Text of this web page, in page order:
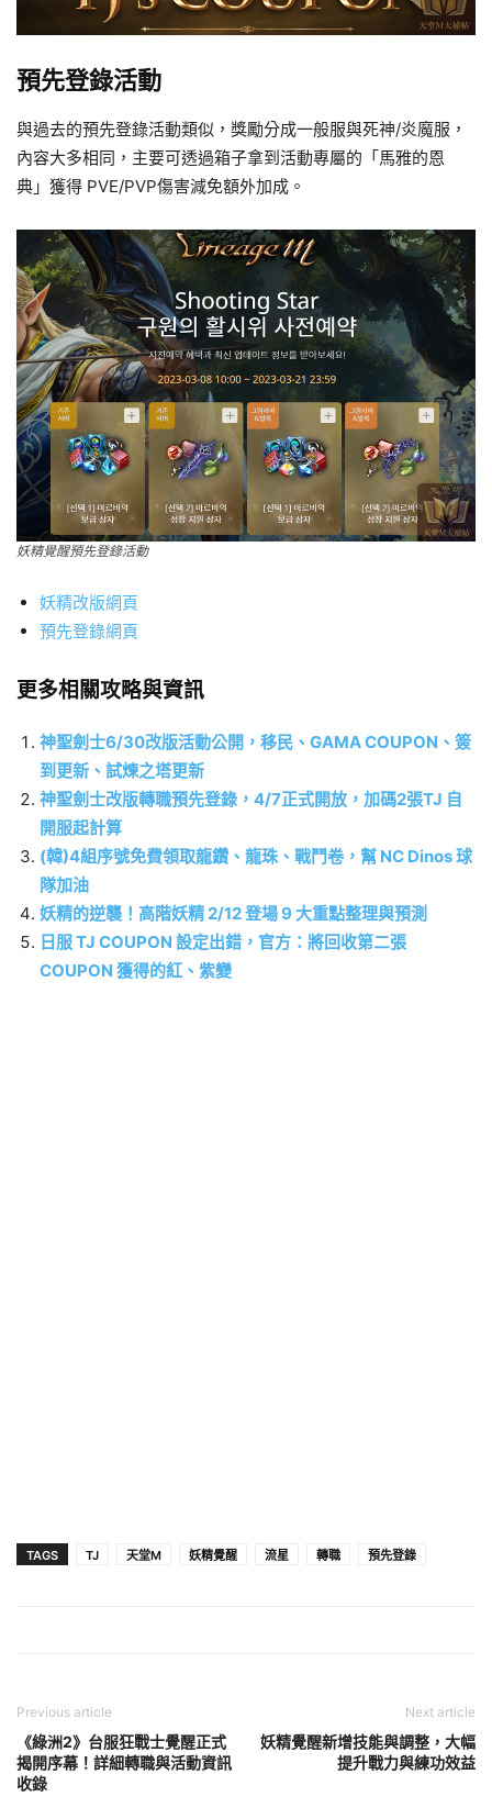
預先登錄活動
與過去的預先登錄活動類似，獎勵分成一般服與死神/炎魔服，
內容大多相同，主要可透過箱子拿到活動專屬的「馬雅的恩
典」獲得 PVE/PVP傷害減免額外加成。
妖精覺醒預先登錄活動
妖精改版網頁
預先登錄網頁
更多相關攻略與資訊
神聖劍士6/30改版活動公開，移民、GAMA COUPON、簽
到更新、試煉之塔更新
神聖劍士改版轉職預先登錄，4/7正式開放，加碼2張TJ 自
開服起計算
(韓)4組序號免費領取龍鑽、龍珠、戰鬥卷，幫 NC Dinos 球
隊加油
妖精的逆襲！高階妖精 2/12 登場 9 大重點整理與預測
日服 TJ COUPON 設定出錯，官方：將回收第二張
COUPON 獲得的紅、紫變
TAGS TJ 天堂M 妖精覺醒 流星 轉職 預先登錄
Previous article
《綠洲2》台服狂戰士覺醒正式
揭開序幕！詳細轉職與活動資訊
收錄
Next article
妖精覺醒新增技能與調整，大幅
提升戰力與練功效益